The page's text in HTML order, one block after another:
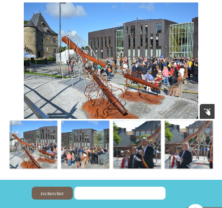
rechercher